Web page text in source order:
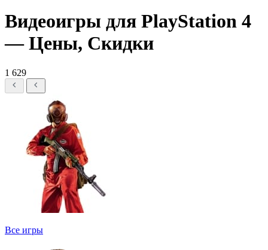
Видеоигры для PlayStation 4
— Цены, Скидки
1 629
Все игры